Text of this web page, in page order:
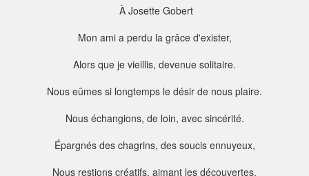
À Josette Gobert
Mon ami a perdu la grâce d'exister,
Alors que je vieillis, devenue solitaire.
Nous eûmes si longtemps le désir de nous plaire.
Nous échangions, de loin, avec sincérité.
Épargnés des chagrins, des soucis ennuyeux,
Nous restions créatifs, aimant les découvertes,